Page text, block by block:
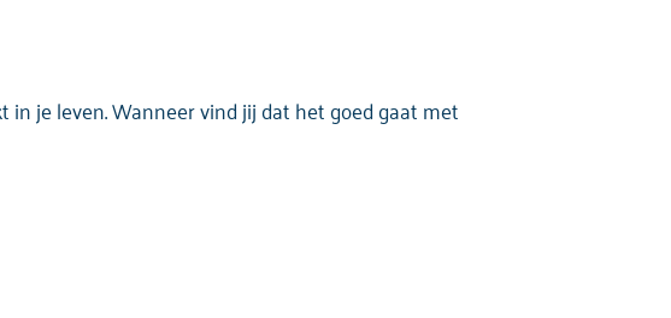
je leven. Wanneer vind jij dat het goed gaat met